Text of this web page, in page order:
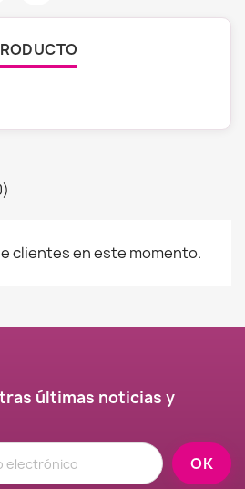
clientes en este momento.
últimas noticias y